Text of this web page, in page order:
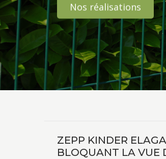
Nos réalisations
ZEPP KINDER
BLOQUANT LA VUE